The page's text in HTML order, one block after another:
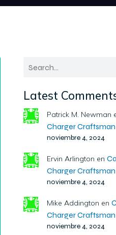
Latest
Patrick M. Newman
Charger Craftsman
noviembre 4, 2024
Ervin Arlington en
Charger Craftsman
noviembre 4, 2024
Mike Addington en
Charger Craftsman
noviembre 4, 2024